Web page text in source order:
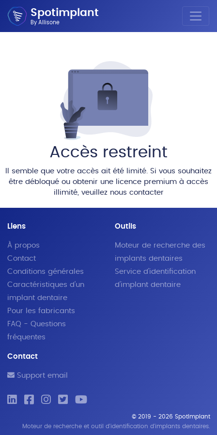
Spotimplant
By Allisone
Accès restreint
Il semble que votre accès ait été limité. Si vous souhaitez
être débloqué ou obtenir une licence premium à accès
illimité, veuillez nous contacter
Liens
À propos
Contact
Conditions générales
Caractéristiques d'un
implant dentaire
Pour les fabricants
FAQ - Questions
fréquentes
Outils
Moteur de recherche des
implants dentaires
Service d'identification
d'implant dentaire
Contact
Support email
© 2019 - 2026 SpotImplant
Moteur de recherche et outil d'identification d'implants dentaires.